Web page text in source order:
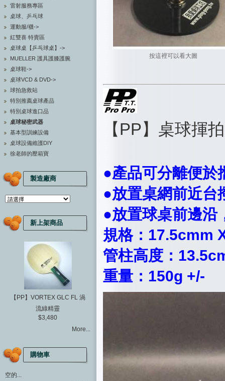
雷射服務專區
桌球、乒乓球
運動服/襪->
紅雙喜 特賣區
桌球桌【乒乓球桌】->
MUELLER 護具護膝護腕
桌球鞋->
桌球VCD & DVD->
球拍急救站
特別推薦桌球產品
特別桌球進口品
桌球秘密武器
基本型訓練設備
桌球設備維護DIY
徐老師的壓箱寶
製造廠商
新上架商品
【PP】VORTEX GLC FL 渦
流綠精靈
$3,480
More...
購物車
空的...
按這裡可以看大圖
【PP】桌球揮
●產品可分離便於
●放置桌網前近台
●放置球桌前邊沿
規格：17.5cmm
管柱高度：
重量：150g +/-